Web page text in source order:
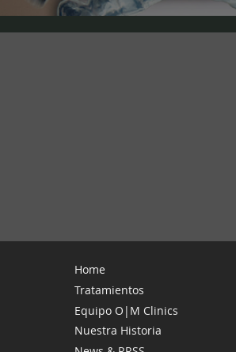
Home
Tratamientos
Equipo O|M Clinics
Nuestra Historia